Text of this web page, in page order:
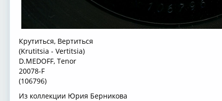
Крутиться, Вертиться
(Krutitsia - Vertitsia)
D.MEDOFF, Tenor
20078-F
(106796)
Из коллекции Юрия Берникова